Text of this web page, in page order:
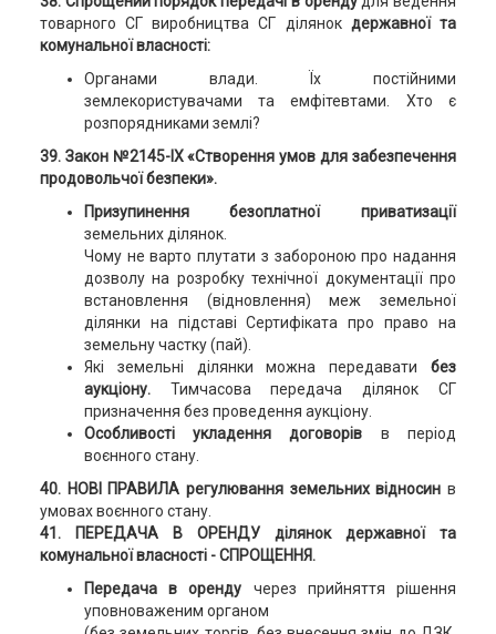
товарного СГ виробництва СГ ділянок державної та
комунальної власності:
Органами влади. Їх постійними
землекористувачами та емфітевтами. Хто є
розпорядниками землі?
39. Закон №2145-ІХ «Створення умов для забезпечення
продовольчої безпеки».
Призупинення безоплатної приватизації
земельних ділянок.
Чому не варто плутати з забороною про надання
дозволу на розробку технічної документації про
встановлення (відновлення) меж земельної
ділянки на підставі Сертифіката про право на
земельну частку (пай).
Які земельні ділянки можна передаватибез
аукціону. Тимчасова передача ділянок СГ
призначення без проведення аукціону.
Особливості укладення договорів в період
воєнного стану.
40. НОВІ ПРАВИЛА регулювання земельних відносин в
умовах воєнного стану.
41. ПЕРЕДАЧА В ОРЕНДУ ділянок державної та
комунальної власності - СПРОЩЕННЯ.
Передача в оренду через прийняття рішення
уповноваженим органом